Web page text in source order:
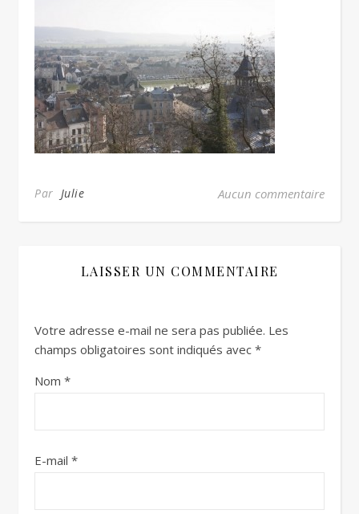
Par Julie Aucun commentaire
LAISSER UN COMMENTAIRE
Votre adresse e-mail ne sera pas publiée. Les
champs obligatoires sont indiqués avec *
Nom *
E-mail *